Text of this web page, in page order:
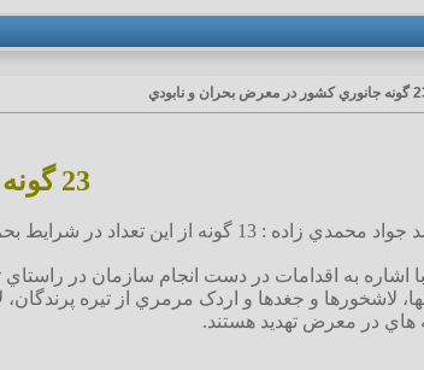
در معرض بحران و نابودي
23 گونه جانوري کشور در معرض بحران و نابودي
13 گونه از اين تعداد در شرايط بحراني قرار گرفته که شش گونه از آنها در آذربايجان غربي زيست مي کنند.
اشاره به اقدامات در دست انجام سازمان در راستاي
لاشخورها و جغدها و اردک مرمري از تيره
هاي در معرض تهديد هستند.